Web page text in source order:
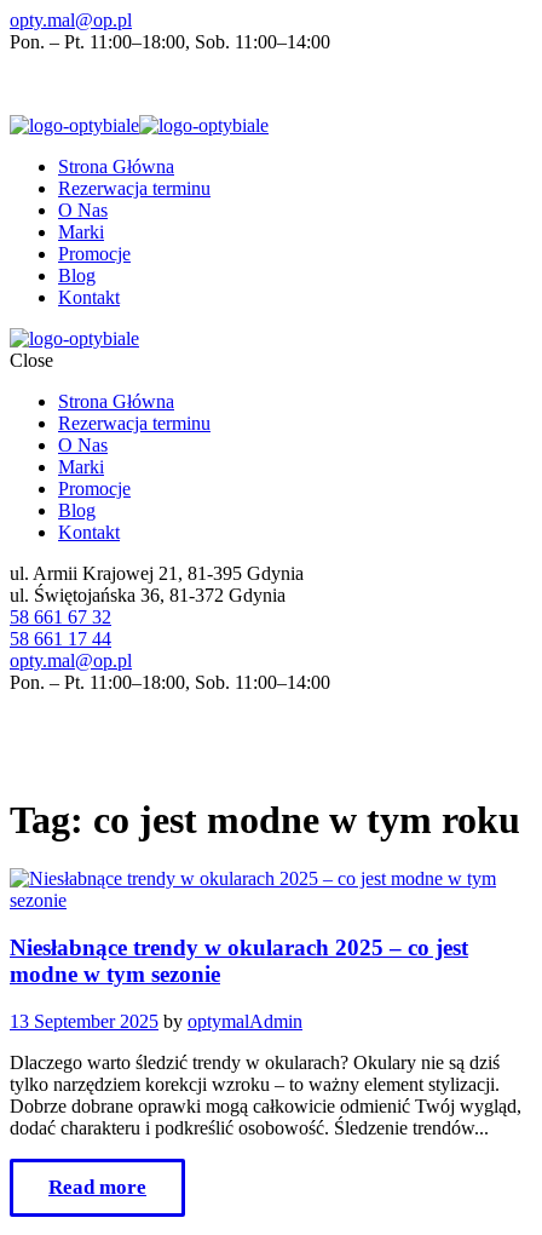
opty.mal@op.pl
Pon. – Pt. 11:00–18:00, Sob. 11:00–14:00
Strona Główna
Rezerwacja terminu
O Nas
Marki
Promocje
Blog
Kontakt
Close
Strona Główna
Rezerwacja terminu
O Nas
Marki
Promocje
Blog
Kontakt
ul. Armii Krajowej 21, 81-395 Gdynia
ul. Świętojańska 36, 81-372 Gdynia
58 661 67 32
58 661 17 44
opty.mal@op.pl
Pon. – Pt. 11:00–18:00, Sob. 11:00–14:00
Tag: co jest modne w tym roku
Niesłabnące trendy w okularach 2025 – co jest
modne w tym sezonie
13 September 2025 by optymalAdmin
Dlaczego warto śledzić trendy w okularach? Okulary nie są dziś
tylko narzędziem korekcji wzroku – to ważny element stylizacji.
Dobrze dobrane oprawki mogą całkowicie odmienić Twój wygląd,
dodać charakteru i podkreślić osobowość. Śledzenie trendów...
Read more